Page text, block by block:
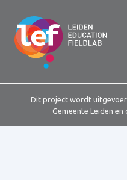
Dit project wordt
Gemeente Leiden en